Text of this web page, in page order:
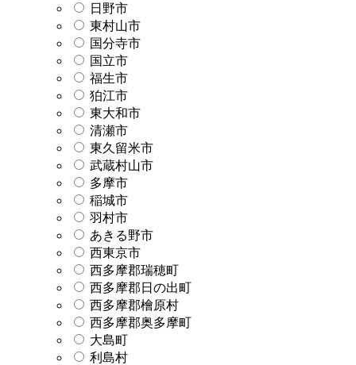
日野市
東村山市
国分寺市
国立市
福生市
狛江市
東大和市
清瀬市
東久留米市
武蔵村山市
多摩市
稲城市
羽村市
あきる野市
西東京市
西多摩郡瑞穂町
西多摩郡日の出町
西多摩郡檜原村
西多摩郡奥多摩町
大島町
利島村